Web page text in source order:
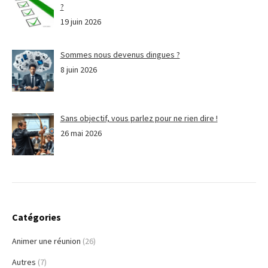
?
19 juin 2026
Sommes nous devenus dingues ?
8 juin 2026
Sans objectif, vous parlez pour ne rien dire !
26 mai 2026
Catégories
Animer une réunion (26)
Autres (7)